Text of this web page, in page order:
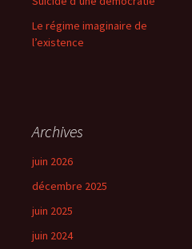
Le régime imaginaire de
l’existence
Archives
juin 2026
décembre 2025
juin 2025
juin 2024